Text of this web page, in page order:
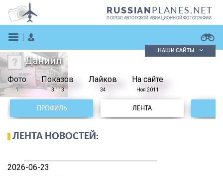
RUSSIANPLANES.NET
ПОРТАЛ АВТОРСКОЙ АВИАЦИОННОЙ ФОТОГРАФИИ
Поиск в реестре
Подробно
НАШИ САЙТЫ
Даниил
Фото
1
Показов
3 113
Лайков
34
На сайте
Ноя 2011
ПРОФИЛЬ ЛЕНТА
ЛЕНТА НОВОСТЕЙ:
2026-06-23